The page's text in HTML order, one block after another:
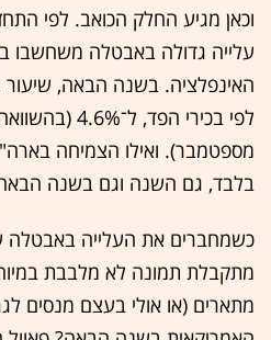
וכאן מגיע החלק הכואב. לפי
עלייה גדולה באבטלה
האינפלציה. בשנה הבאה,
בלבד, גם השנה וגם בשנה
כשמחברים את העלייה
מתקבלת תמונה לא מלבבת
מתארים (או אולי בעצם מנסים